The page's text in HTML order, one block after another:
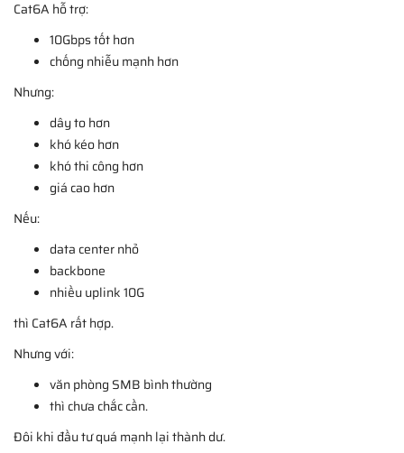
Cat6A hỗ trợ:
10Gbps tốt hơn
chống nhiễu mạnh hơn
Nhưng:
dây to hơn
khó kéo hơn
khó thi công hơn
giá cao hơn
Nếu:
data center nhỏ
backbone
nhiều uplink 10G
thì Cat6A rất hợp.
Nhưng với:
văn phòng SMB bình thường
thì chưa chắc cần.
Đôi khi đầu tư quá mạnh lại thành dư.